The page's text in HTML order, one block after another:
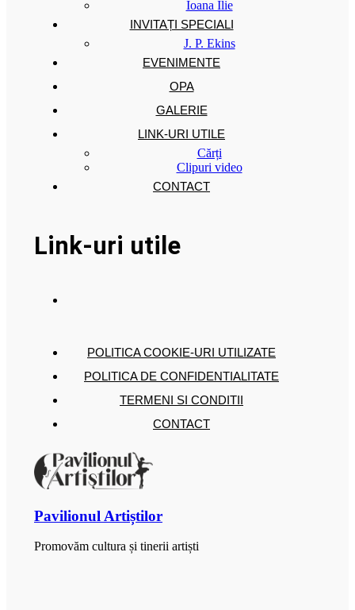
Ioana Ilie
INVITAȚI SPECIALI
J. P. Ekins
EVENIMENTE
OPA
GALERIE
LINK-URI UTILE
Cărți
Clipuri video
CONTACT
Link-uri utile
POLITICA COOKIE-URI UTILIZATE
POLITICA DE CONFIDENTIALITATE
TERMENI SI CONDITII
CONTACT
Pavilionul Artiștilor
Promovăm cultura și tinerii artiști